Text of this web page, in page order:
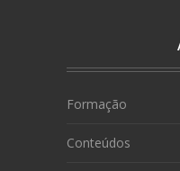
Formação
Conteúdos